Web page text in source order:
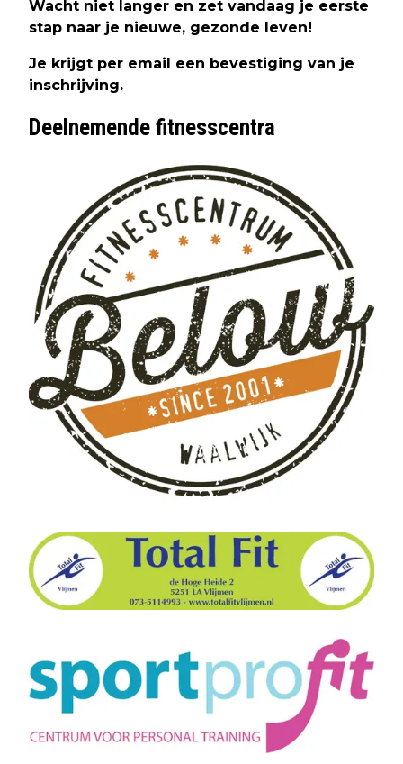
Wacht niet langer en zet vandaag je eerste
stap naar je nieuwe, gezonde leven!
Je krijgt per email een bevestiging van je
inschrijving.
Deelnemende fitnesscentra